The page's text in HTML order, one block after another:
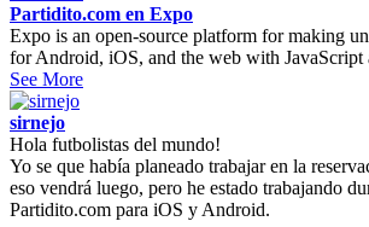
Partidito.com en Expo
Expo is an open-source platform for making
for Android, iOS, and the web with JavaScript
See More
sirnejo
Hola futbolistas del mundo!
Yo se que había planeado trabajar en la
eso vendrá luego, pero he estado trabajando
Partidito.com para iOS y Android.